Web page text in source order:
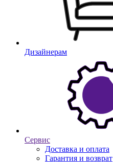
Дизайнерам
Сервис
Доставка и оплата
Гарантия и возврат